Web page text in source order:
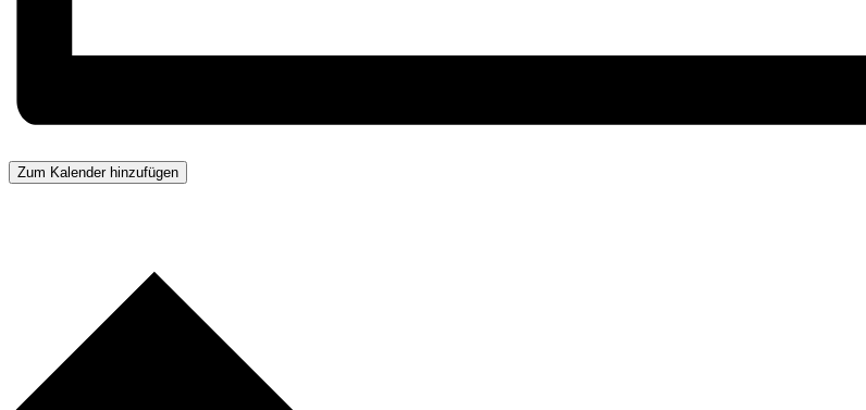
Zum Kalender hinzufügen